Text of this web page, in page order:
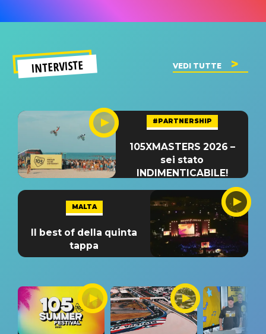
INTERVISTE VEDI TUTTE
#PARTNERSHIP
105XMASTERS 2026 –
sei stato
INDIMENTICABILE!
MALTA
Il best of della quinta
tappa